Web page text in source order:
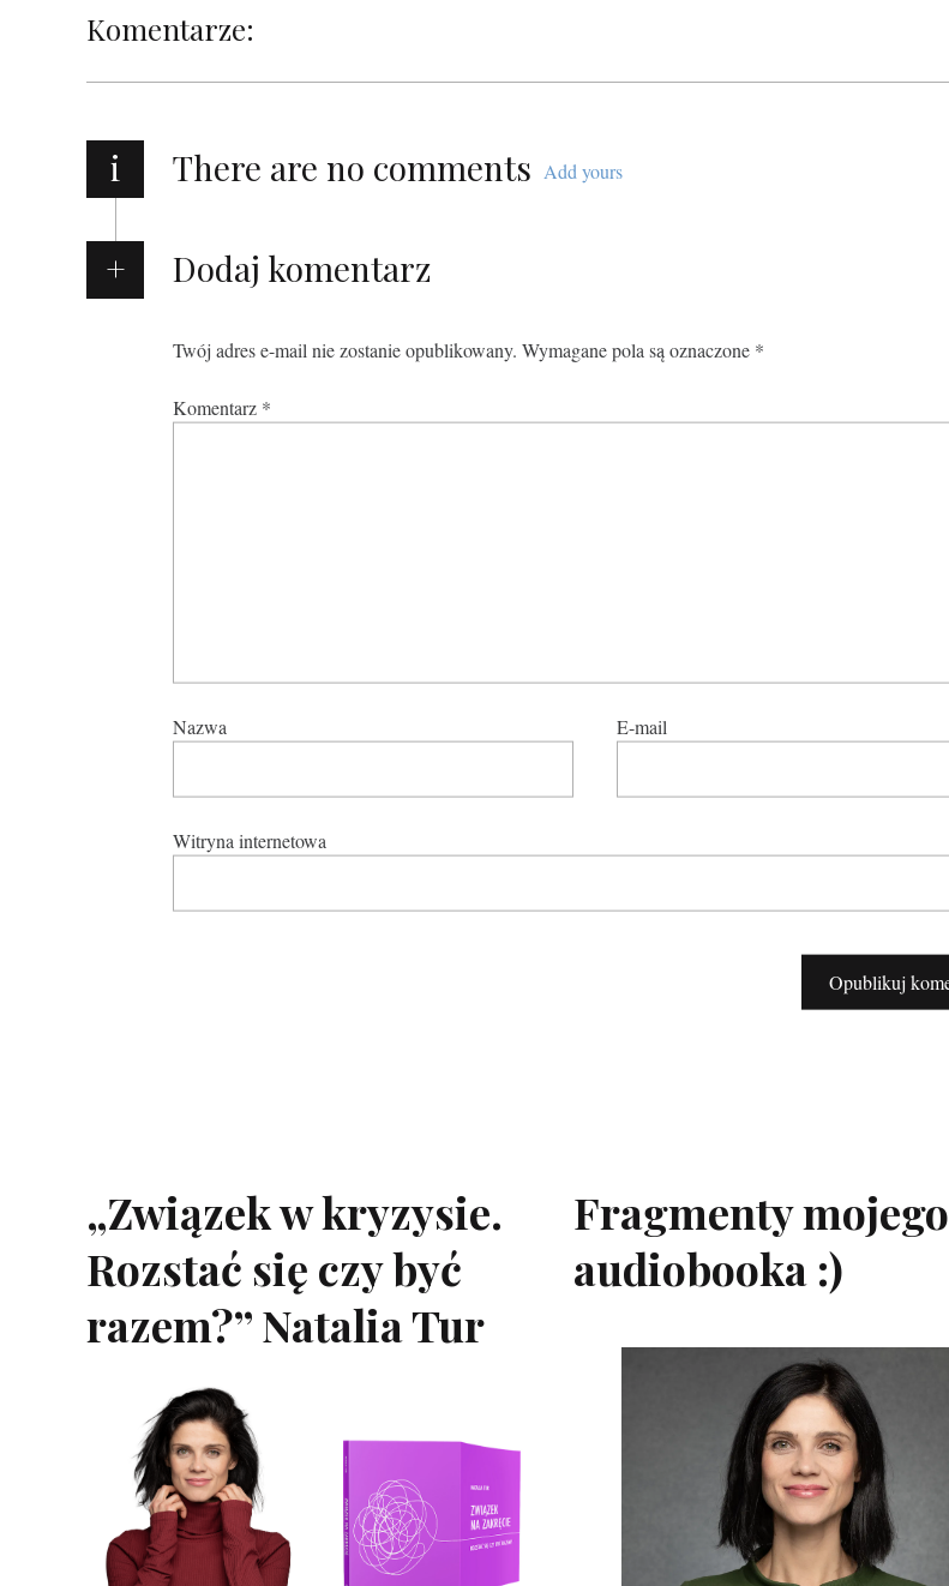
Komentarze:
i There are no comments Add yours
Dodaj komentarz
Twój adres e-mail nie zostanie opublikowany. Wymagane pola są oznaczone *
Komentarz *
Nazwa E-mail
Witryna internetowa
„Związek w kryzysie.
Rozstać się czy być
razem?” Natalia Tur
Fragmenty mojego
audiobooka :)